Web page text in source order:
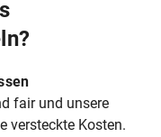
fair und unsere
versteckte Kosten.